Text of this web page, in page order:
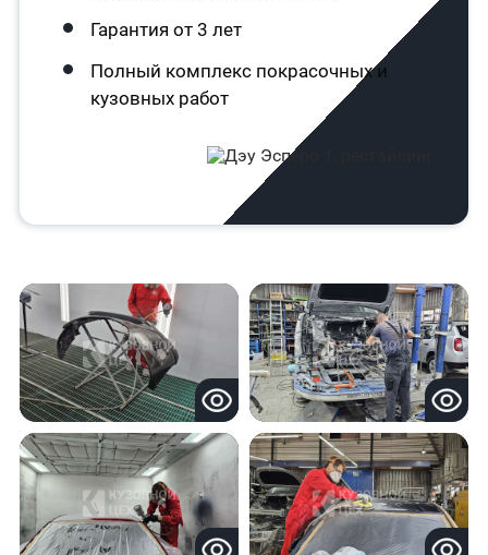
Гарантия от 3 лет
Полный комплекс покрасочных и
кузовных работ